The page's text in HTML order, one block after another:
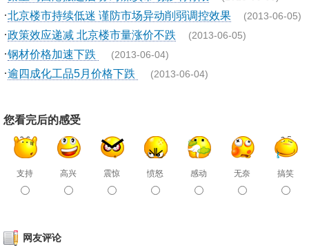
·北京楼市持续低迷 谨防市场异动削弱调控效果 (2013-06-05)
·政策效应递减 北京楼市量涨价不跌 (2013-06-05)
·钢材价格加速下跌 (2013-06-04)
·逾四成化工品5月价格下跌 (2013-06-04)
您看完后的感受
支持 高兴 震惊 愤怒 感动 无奈 搞笑
网友评论